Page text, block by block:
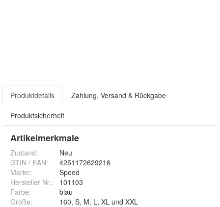
Produktdetails Zahlung, Versand & Rückgabe
Produktsicherheit
Artikelmerkmale
Zustand:
Neu
GTIN / EAN:
4251172629216
Marke:
Speed
Hersteller Nr.:
101103
Farbe:
blau
Größe: 160, S, M, L, XL und XXL